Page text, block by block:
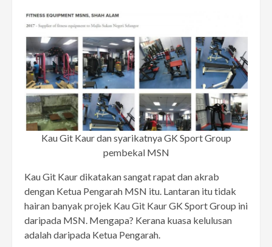
Kau Git Kaur dan syarikatnya GK Sport Group
pembekal MSN
Kau Git Kaur dikatakan sangat rapat dan akrab
dengan Ketua Pengarah MSN itu. Lantaran itu tidak
hairan banyak projek Kau Git Kaur GK Sport Group ini
daripada MSN. Mengapa? Kerana kuasa kelulusan
adalah daripada Ketua Pengarah.